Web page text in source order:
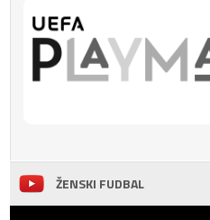
ŽENSKI FUDBAL